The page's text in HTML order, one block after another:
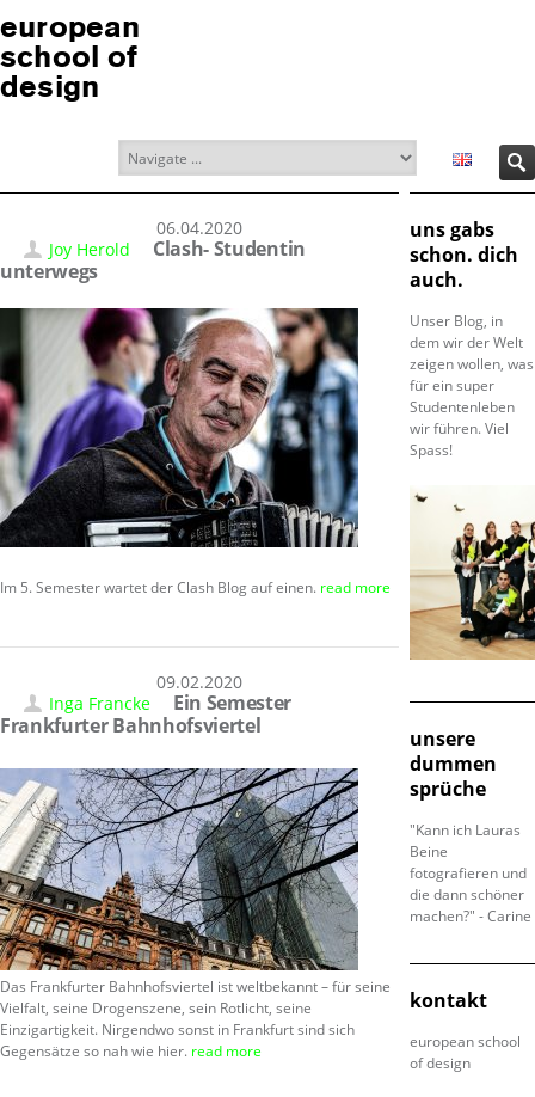
european
school of
design
06.04.2020
Joy Herold
Clash- Studentin
unterwegs
Im 5. Semester wartet der Clash Blog auf einen. read more
09.02.2020
Inga Francke
Ein Semester
Frankfurter Bahnhofsviertel
Das Frankfurter Bahnhofsviertel ist weltbekannt – für seine
Vielfalt, seine Drogenszene, sein Rotlicht, seine
Einzigartigkeit. Nirgendwo sonst in Frankfurt sind sich
Gegensätze so nah wie hier. read more
uns gabs
schon. dich
auch.
Unser Blog, in
dem wir der Welt
zeigen wollen, was
für ein super
Studentenleben
wir führen. Viel
Spass!
unsere
dummen
sprüche
"Kann ich Lauras
Beine
fotografieren und
die dann schöner
machen?" - Carine
kontakt
european school
of design